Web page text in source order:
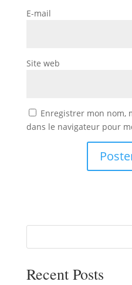
E-mail
Site web
Enregistrer mon nom,
dans le navigateur pour
Recent Posts